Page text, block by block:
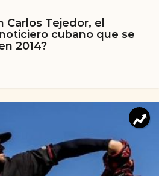
Carlos Tejedor, el
cubano que se
2014?